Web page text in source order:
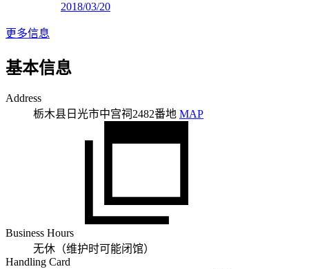
2018/03/20
更多信息
基本信息
Address
栃木县日光市中宫祠2482番地 MAP
Business Hours
无休（维护时可能闭馆）
Handling Card